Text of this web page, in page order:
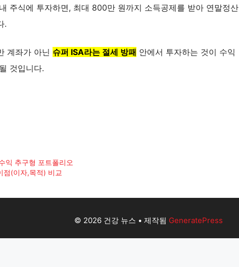
주식에 투자하면, 최대 800만 원까지 소득공제를 받아 연말정산
.
계좌가 아닌 슈퍼 ISA라는 절세 방패 안에서 투자하는 것이 수익
것입니다.
익 추구형 포트폴리오
점(이자,목적) 비교
© 2026 건강 뉴스 • 제작됨 GeneratePress